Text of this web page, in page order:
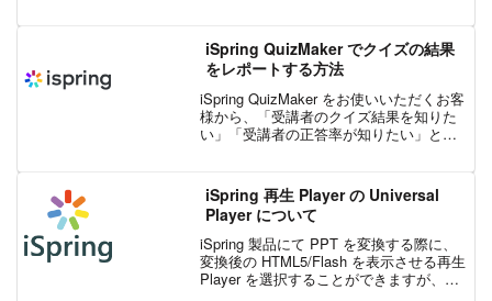
さ、流暢さ、精度が大幅に向上しまし
た。こ...
iSpring QuizMaker でクイズの結果
をレポートする方法
iSpring QuizMaker をお使いいただくお客
様から、「受講者のクイズ結果を知りた
い」「受講者の正答率が知りたい」とい
ート機能についてご説明したいと...
iSpring 再生 Player の Universal
Player について
iSpring 製品にて PPT を変換する際に、
変換後の HTML5/Flash を表示させる再生
Player を選択することができますが、今